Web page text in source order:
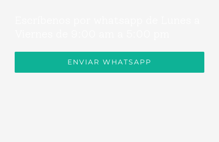
ENVIAR WHATSAPP